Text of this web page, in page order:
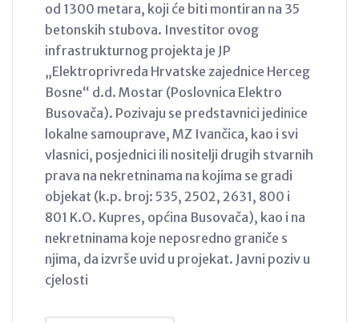
od 1300 metara, koji će biti montiran na 35
betonskih stubova. Investitor ovog
infrastrukturnog projekta je JP
„Elektroprivreda Hrvatske zajednice Herceg
Bosne“ d.d. Mostar (Poslovnica Elektro
Busovača). Pozivaju se predstavnici jedinice
lokalne samouprave, MZ Ivančica, kao i svi
vlasnici, posjednici ili nositelji drugih stvarnih
prava na nekretninama na kojima se gradi
objekat (k.p. broj: 535, 2502, 2631, 800 i
801 K.O. Kupres, općina Busovača), kao i na
nekretninama koje neposredno graniče s
njima, da izvrše uvid u projekat. Javni poziv u
cjelosti